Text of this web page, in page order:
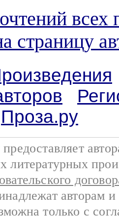
всех
страницу
Проза.ру
литературных
авторам
только с